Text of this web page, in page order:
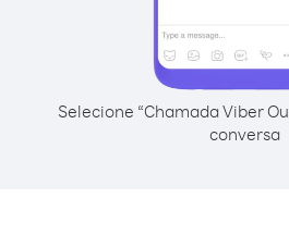
Selecione “Chamada Viber
conversa